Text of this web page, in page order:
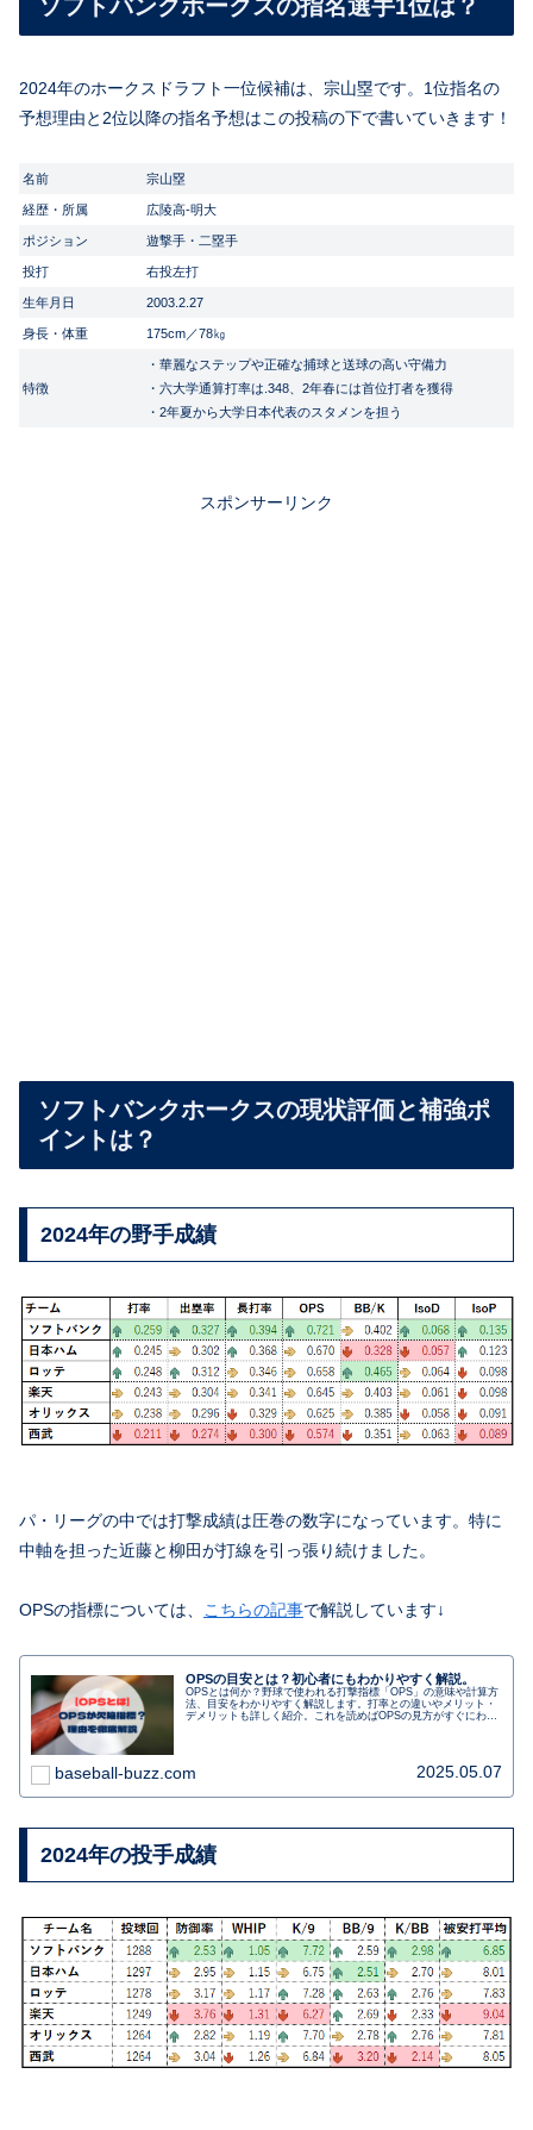
ソフトバンクホークスの指名選手1位は？
2024年のホークスドラフト一位候補は、宗山塁です。1位指名の
予想理由と2位以降の指名予想はこの投稿の下で書いていきます！
名前 宗山塁
経歴・所属 広陵高-明大
ポジション 遊撃手・二塁手
投打 右投左打
生年月日 2003.2.27
身長・体重 175cm／78㎏
特徴
・華麗なステップや正確な捕球と送球の高い守備力
・六大学通算打率は.348、2年春には首位打者を獲得
・2年夏から大学日本代表のスタメンを担う
スポンサーリンク
ソフトバンクホークスの現状評価と補強ポ
イントは？
2024年の野手成績
パ・リーグの中では打撃成績は圧巻の数字になっています。特に
中軸を担った近藤と柳田が打線を引っ張り続けました。
OPSの指標については、 こちらの記事で解説しています↓
OPSの目安とは？初心者にもわかりやすく解説。
OPSとは何か？野球で使われる打撃指標「OPS」の意味や計算方
法、目安をわかりやすく解説します。打率との違いやメリット・
デメリットも詳しく紹介。これを読めばOPSの見方がすぐにわか
baseball-buzz.com 2025.05.07
2024年の投手成績